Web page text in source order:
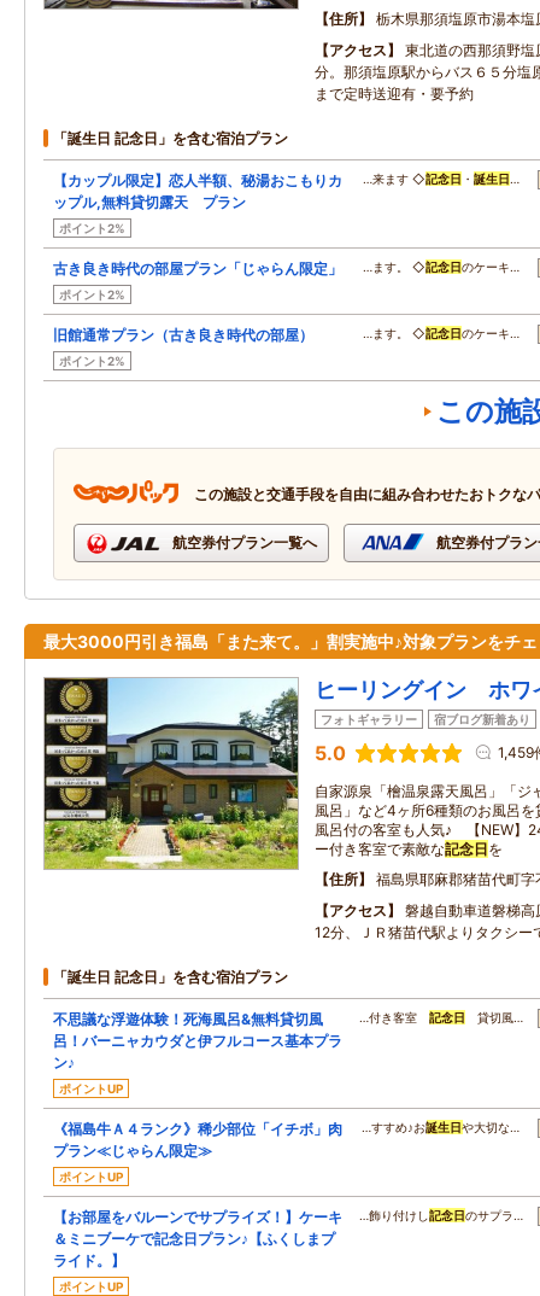
住所
栃木県那須塩原市湯本
アクセス
東北道の西那須野
分。那須塩原駅からバス６５分塩
まで定時送迎有・要予約
「誕生日 記念日」を含む宿泊プラン
【カップル限定】恋人半額、秘湯おこもりカ
ップル,無料貸切露天 プラン
ポイント2%
…来ます ◇記念日 ・ 誕生日 …
古き良き時代の部屋プラン「じゃらん限定」
ポイント2%
…ます。 ◇記念日のケーキ…
旧館通常プラン（古き良き時代の部屋）
ポイント2%
…ます。 ◇記念日のケーキ…
この施
この施設と交通手段を自由に組み合わせたおトクな
航空券付プラン一覧へ 航空券付プラ
最大3000円引き福島「また来て。」割実施中♪対象プランをチ
ヒーリングイン ホワ
フォトギャラリー 宿ブログ新着あり
5.0 1,459
自家源泉「檜温泉露天風呂」「ジ
風呂」など4ヶ所6種類のお風呂
風呂付の客室も人気♪ 【NEW】
ー付き客室で素敵な記念日を
住所
福島県耶麻郡猪苗代町
アクセス
磐越自動車道磐梯
12分、ＪＲ猪苗代駅よりタクシー
「誕生日 記念日」を含む宿泊プラン
不思議な浮遊体験！死海風呂&無料貸切風
呂！バーニャカウダと伊フルコース基本プラ
ン♪
ポイントUP
…付き客室 記念日 貸切風…
《福島牛Ａ４ランク》稀少部位「イチボ」肉
プラン≪じゃらん限定≫
ポイントUP
…すすめ♪お誕生日や大切な…
【お部屋をバルーンでサプライズ！】ケーキ
＆ミニブーケで記念日プラン♪【ふくしまプ
ライド。】
ポイントUP
…飾り付けし記念日のサプラ…